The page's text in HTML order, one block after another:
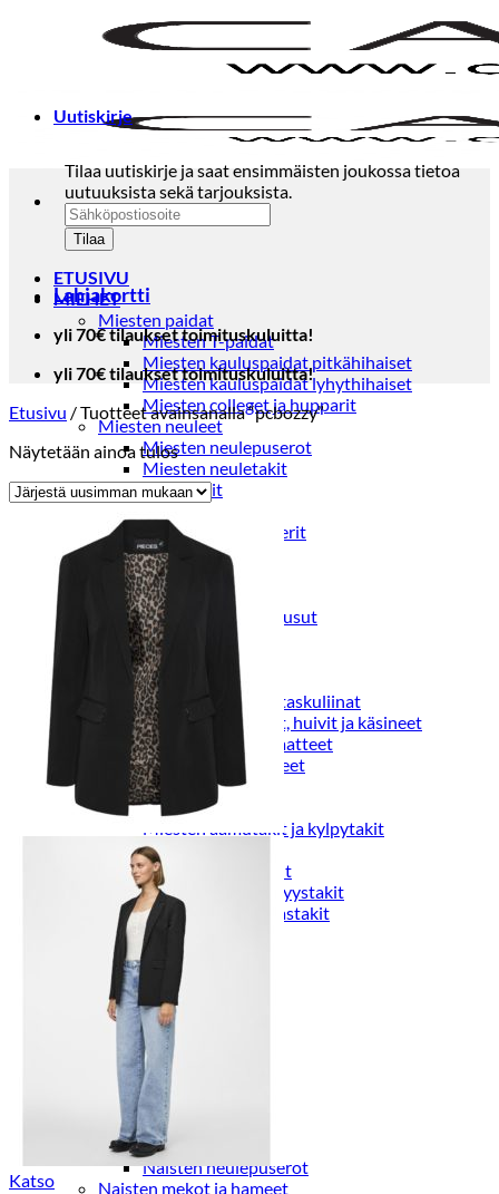
ETUSIVU
MIEHET
Miesten paidat
Miesten T-paidat
Miesten kauluspaidat pitkähihaiset
Miesten kauluspaidat lyhythihaiset
Miesten colleget ja hupparit
Miesten neuleet
Miesten neulepuserot
Miesten neuletakit
Puvut ja blazerit
Puvut
Puvuntakit ja blazerit
Miesten housut
Miesten housut
Miesten farkut
Miesten collegehousut
Miesten shortsit
Miesten asusteet
Vyöt ja olkaimet
Solmiot, rusetit ja taskuliinat
Miesten päähineet, huivit ja käsineet
Miesten yöasut ja alusvaatteet
Miesten alusvaatteet
Miesten sukat
Miesten yöasut
Miesten aamutakit ja kylpytakit
Miesten takit
Miesten nahkatakit
Miesten kevät-ja syystakit
Miesten villakangastakit
Miesten talvitakit
NAISET
Naisten paidat
Naisten colleget
Paidat, tunikat ja jakut
Trikoopaidat
Naisten puserot
Tunikat
Jakut ja liivit
Naisten neuleet
Naisten neuletakit
Naisten neulepuserot
Naisten mekot ja hameet
Uutiskirje
Tilaa uutiskirje ja saat ensimmäisten joukossa tietoa
uutuuksista sekä tarjouksista.
Lahjakortti
yli 70€ tilaukset toimituskuluitta!
yli 70€ tilaukset toimituskuluitta!
Etusivu /Tuotteet avainsanalla “pcbozzy”
Näytetään ainoa tulos
Katso